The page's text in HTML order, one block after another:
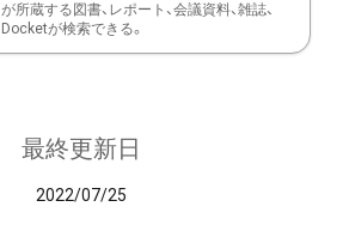
が所蔵する図書、レポート、会議資料、雑誌、
Docketが検索できる。
最終更新日
2022/07/25